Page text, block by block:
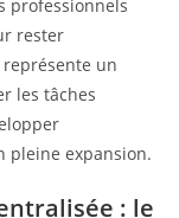
professionnels
rester
un
les tâches
pleine expansion.
: le